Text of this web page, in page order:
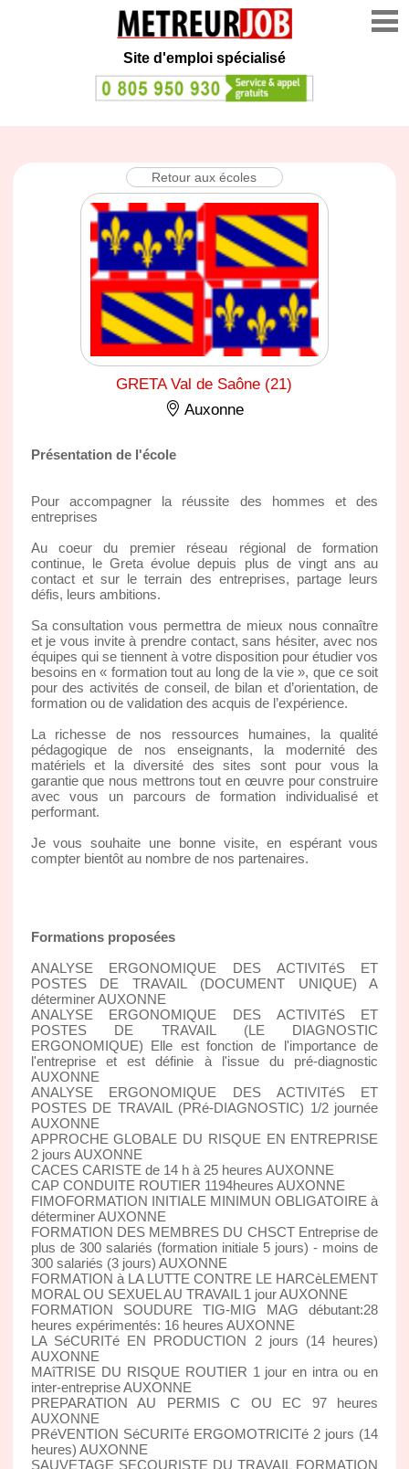
Site d'emploi spécialisé
Retour aux écoles
GRETA Val de Saône (21)
Auxonne
Présentation de l'école
Pour accompagner la réussite des hommes et des
entreprises
Au coeur du premier réseau régional de formation
continue, le Greta évolue depuis plus de vingt ans au
contact et sur le terrain des entreprises, partage leurs
défis, leurs ambitions.
Sa consultation vous permettra de mieux nous connaître
et je vous invite à prendre contact, sans hésiter, avec nos
équipes qui se tiennent à votre disposition pour étudier vos
besoins en « formation tout au long de la vie », que ce soit
pour des activités de conseil, de bilan et d’orientation, de
formation ou de validation des acquis de l’expérience.
La richesse de nos ressources humaines, la qualité
pédagogique de nos enseignants, la modernité des
matériels et la diversité des sites sont pour vous la
garantie que nous mettrons tout en œuvre pour construire
avec vous un parcours de formation individualisé et
performant.
Je vous souhaite une bonne visite, en espérant vous
compter bientôt au nombre de nos partenaires.
Formations proposées
ANALYSE ERGONOMIQUE DES ACTIVITéS ET
POSTES DE TRAVAIL (DOCUMENT UNIQUE) A
déterminer AUXONNE
ANALYSE ERGONOMIQUE DES ACTIVITéS ET
POSTES DE TRAVAIL (LE DIAGNOSTIC
ERGONOMIQUE) Elle est fonction de l'importance de
l'entreprise et est définie à l'issue du pré-diagnostic
AUXONNE
ANALYSE ERGONOMIQUE DES ACTIVITéS ET
POSTES DE TRAVAIL (PRé-DIAGNOSTIC) 1/2 journée
AUXONNE
APPROCHE GLOBALE DU RISQUE EN ENTREPRISE
2 jours AUXONNE
CACES CARISTE de 14 h à 25 heures AUXONNE
CAP CONDUITE ROUTIER 1194heures AUXONNE
FIMOFORMATION INITIALE MINIMUN OBLIGATOIRE à
déterminer AUXONNE
FORMATION DES MEMBRES DU CHSCT Entreprise de
plus de 300 salariés (formation initiale 5 jours) - moins de
300 salariés (3 jours) AUXONNE
FORMATION à LA LUTTE CONTRE LE HARCèLEMENT
MORAL OU SEXUEL AU TRAVAIL 1 jour AUXONNE
FORMATION SOUDURE TIG-MIG MAG débutant:28
heures expérimentés: 16 heures AUXONNE
LA SéCURITé EN PRODUCTION 2 jours (14 heures)
AUXONNE
MAîTRISE DU RISQUE ROUTIER 1 jour en intra ou en
inter-entreprise AUXONNE
PREPARATION AU PERMIS C OU EC 97 heures
AUXONNE
PRéVENTION SéCURITé ERGOMOTRICITé 2 jours (14
heures) AUXONNE
SAUVETAGE SECOURISTE DU TRAVAIL FORMATION